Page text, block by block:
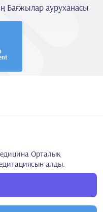
Бағжылар ауруханасы
Орталық
алды.